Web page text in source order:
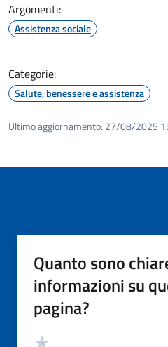
Argomenti:
Assistenza sociale
Categorie:
Salute, benessere e assistenza
Ultimo aggiornamento: 27/08/2025
Quanto sono
informazioni su
pagina?
Valutazione